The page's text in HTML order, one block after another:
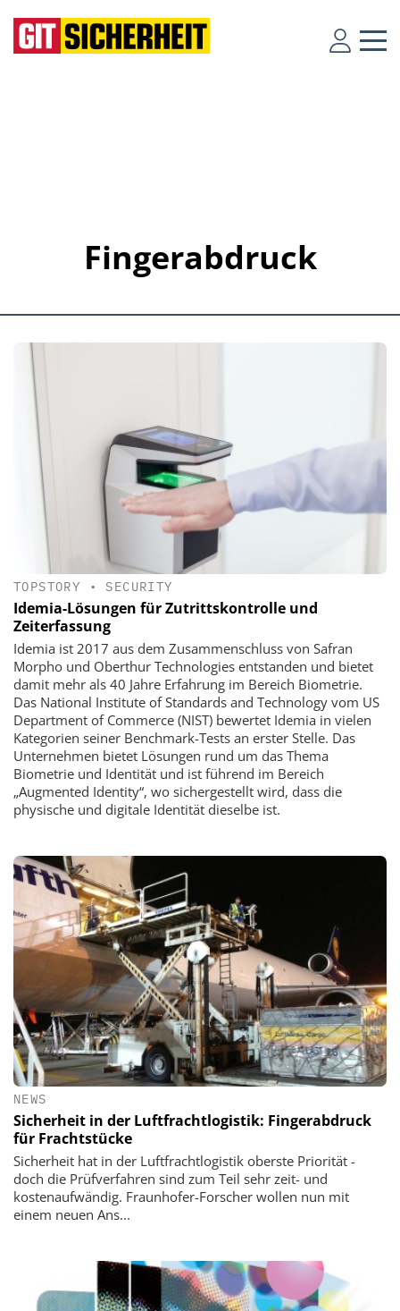
Fingerabdruck
TOPSTORY • SECURITY
Idemia-Lösungen für Zutrittskontrolle und
Zeiterfassung
Idemia ist 2017 aus dem Zusammenschluss von Safran
Morpho und Oberthur Technologies entstanden und bietet
damit mehr als 40 Jahre Erfahrung im Bereich Biometrie.
Das National Institute of Standards and Technology vom US
Department of Commerce (NIST) bewertet Idemia in vielen
Kategorien seiner Benchmark-Tests an erster Stelle. Das
Unternehmen bietet Lösungen rund um das Thema
Biometrie und Identität und ist führend im Bereich
„Augmented Identity“, wo sichergestellt wird, dass die
physische und digitale Identität dieselbe ist.
NEWS
Sicherheit in der Luftfrachtlogistik: Fingerabdruck
für Frachtstücke
Sicherheit hat in der Luftfrachtlogistik oberste Priorität -
doch die Prüfverfahren sind zum Teil sehr zeit- und
kostenaufwändig. Fraunhofer-Forscher wollen nun mit
einem neuen Ans...